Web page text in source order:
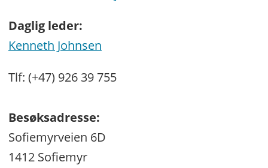
Daglig leder:
Kenneth Johnsen
Tlf: (+47) 926 39 755
Besøksadresse:
Sofiemyrveien 6D
1412 Sofiemyr